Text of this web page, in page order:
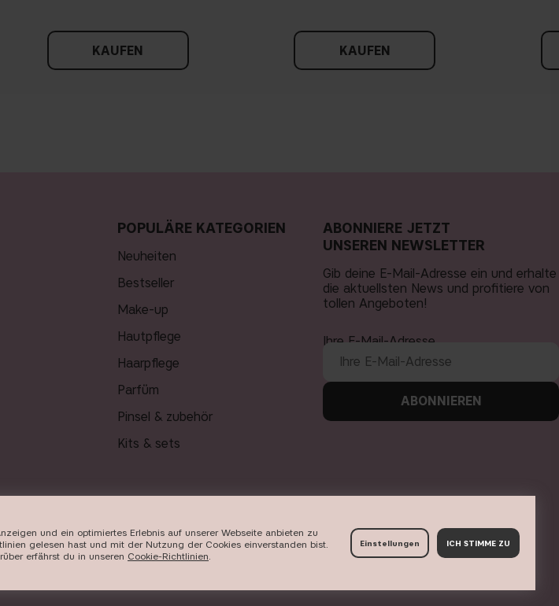
KAUFEN KAUFEN
POPULÄRE KATEGORIEN
neuheiten
bestseller
make-up
hautpflege
haarpflege
parfüm
pinsel & zubehör
kits & sets
ABONNIERE JETZT
UNSEREN NEWSLETTER
Gib deine E-Mail-Adresse ein und erhalte
die aktuellsten News und profitiere von
tollen Angeboten!
Ihre E-Mail-Adresse
ABONNIEREN
und ein optimiertes Erlebnis auf unserer Webseite anbieten zu
gelesen hast und mit der Nutzung der Cookies einverstanden bist.
erfährst du in unseren
Cookie-Richtlinien​.
Einstellungen ICH STIMME ZU